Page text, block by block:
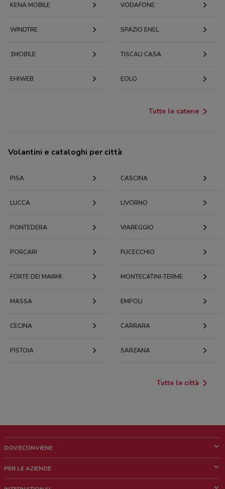
KENA MOBILE VODAFONE
WINDTRE SPAZIO ENEL
1MOBILE TISCALI CASA
EHIWEB EOLO
Tutte le catene
Volantini e cataloghi per città
PISA CASCINA
LUCCA LIVORNO
PONTEDERA VIAREGGIO
PORCARI FUCECCHIO
FORTE DEI MARMI MONTECATINI-TERME
MASSA EMPOLI
CECINA CARRARA
PISTOIA SARZANA
Tutte le città
DOVECONVIENE
Chi siamo
PER LE AZIENDE